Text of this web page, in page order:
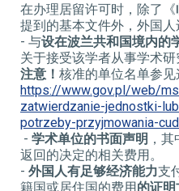
在办理居留许可时，除了《
提到的基本文件外，外国人
- 与设在波兰共和国境内的
关于接受该学者从事学术研
注意！ 核准的单位名单参见
https://www.gov.pl/web/
zatwierdzanie-jednostki-
potrzeby-przyjmowania-
- 学术单位的书面声明 ，
返回的决定的相关费用。
- 外国人有足够经济能力支
籍国或居住国的费用的证明